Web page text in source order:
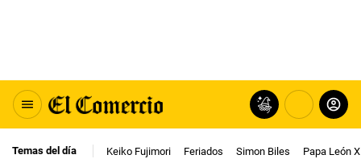
Temas del día Keiko Fujimori Feriados Simon Biles Papa León